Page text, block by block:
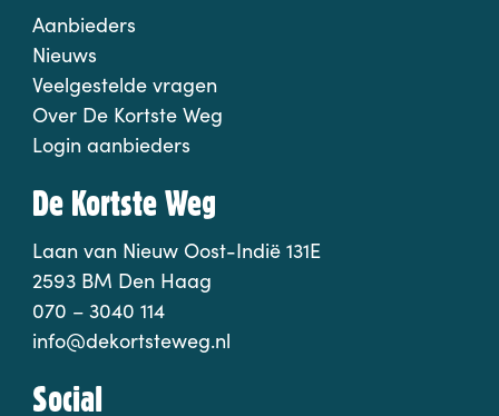
Aanbieders
Nieuws
Veelgestelde vragen
Over De Kortste Weg
Login aanbieders
De Kortste Weg
Laan van Nieuw Oost-Indië 131E
2593 BM Den Haag
070 – 3040 114
info@dekortsteweg.nl
Social